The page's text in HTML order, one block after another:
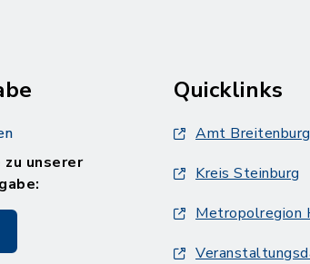
unserer
Quicklinks
Amt Breitenburg
Kreis Steinburg
Metropolregion